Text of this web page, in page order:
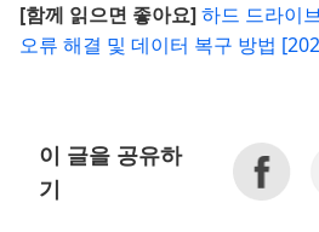
[함께 읽으면 좋아요]하드 드라이
오류 해결 및 데이터 복구 방법
이 글을 공유하
기